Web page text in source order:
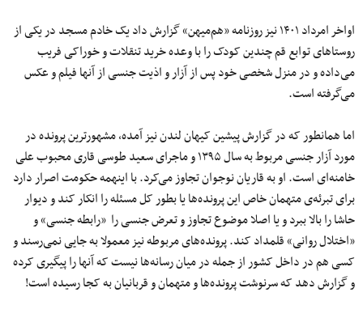
اواخر امرداد ۱۴۰۱ نیز روزنامه «هم‌میهن» گزارش داد یک خادم مسجد در یکی از
روستاهای توابع قم چندین کودک را با وعده خرید تنقلات و خوراکی فریب
می‌داده و در منزل شخصی خود پس از آزار و اذیت جنسی از آنها فیلم و عکس
می‌گرفته است.
اما همانطور که در گزارش پیشین کیهان لندن نیز آمده، مشهورترین پرونده در
مورد آزار جنسی مربوط به سال ۱۳۹۵ و ماجرای سعید طوسی قاری محبوب علی
خامنه‌ای است. او به قاریان نوجوان تجاوز می‌کرد. با اینهمه حکومت اصرار دارد
برای تبرئه‌ی متهمان خاص این پرونده‌ها یا بطور کل مسئله را انکار کند و دیوار
حاشا را بالا ببرد و یا اصلا موضوع تجاوز و تعرض جنسی را «رابطه جنسی» و
«اختلال روانی» قلمداد کند. پرونده‌های مربوطه نیز معمولا به جایی نمی‌رسند و
کسی هم در داخل کشور از جمله در میان رسانه‌ها نیست که آنها را پیگیری کرده
و گزارش دهد که سرنوشت پرونده‌ها و متهمان و قربانیان به کجا رسیده است!